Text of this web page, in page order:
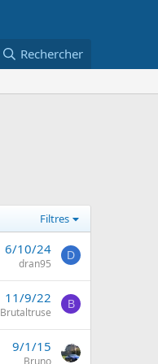
Rechercher
Filtres
6/10/24
dran95
D
11/9/22
Brutaltruse
B
9/1/15
Bruno